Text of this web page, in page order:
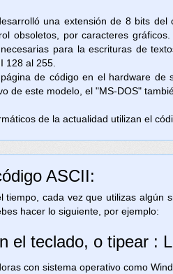
una extensión de 8 bits
obsoletos, por caracteres
para la escrituras de
128 al 255.
de código en el hardware
de este modelo, el "MS-DOS"
de la actualidad utilizan el
ASCII:
tiempo, cada vez que utilizas
hacer lo siguiente, por ejemplo:
el teclado, o tipear :
con sistema operativo como